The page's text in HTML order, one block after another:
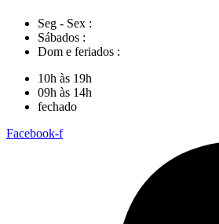
Seg - Sex :
Sábados :
Dom e feriados :
10h às 19h
09h às 14h
fechado
Facebook-f